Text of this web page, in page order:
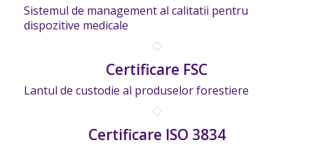
Sistemul de management al calitatii pentru
dispozitive medicale
Certificare FSC
Lantul de custodie al produselor forestiere
Certificare ISO 3834